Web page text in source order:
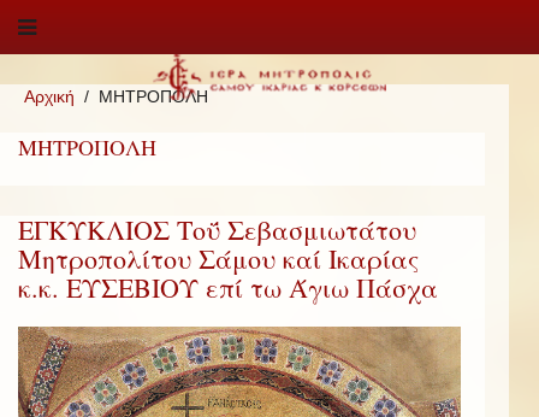
Αρχική ΜΗΤΡΟΠΟΛΗ
ΜΗΤΡΟΠΟΛΗ
ΕΓΚΥΚΛΙΟΣ Τοΰ Σεβασμιωτάτου
Μητροπολίτου Σάμου καί Ικαρίας
κ.κ. ΕΥΣΕΒΙΟΥ επί τω Άγιω Πάσχα